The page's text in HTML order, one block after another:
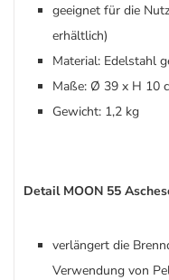
geeignet für die
erhältlich)
Material: Edelstahl
Maße: Ø 39 x H 10
Gewicht: 1,2 kg
Detail MOON 55
verlängert die
Verwendung von